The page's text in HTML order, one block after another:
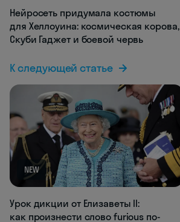
Нейросеть придумала костюмы
для Хеллоуина: космическая корова,
Скуби Гаджет и боевой червь
К следующей статье
NEW
Урок дикции от Елизаветы II:
как произнести слово furious по-